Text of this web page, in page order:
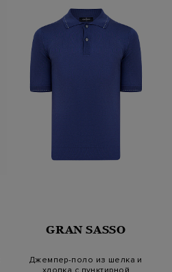
GRAN SASSO
Джемпер-поло из шелка и